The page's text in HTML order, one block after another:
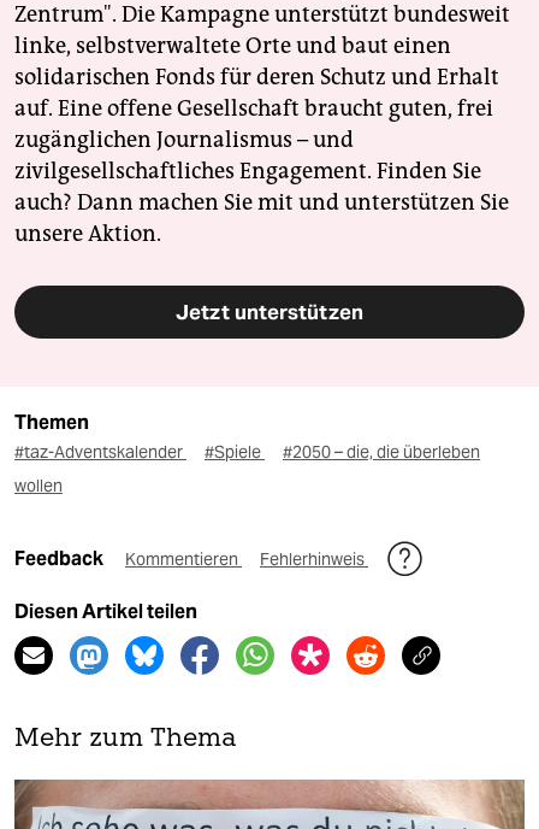
Zentrum". Die Kampagne unterstützt bundesweit
linke, selbstverwaltete Orte und baut einen
solidarischen Fonds für deren Schutz und Erhalt
auf. Eine offene Gesellschaft braucht guten, frei
zugänglichen Journalismus – und
zivilgesellschaftliches Engagement. Finden Sie
auch? Dann machen Sie mit und unterstützen Sie
unsere Aktion.
Jetzt unterstützen
Themen
#taz-Adventskalender #Spiele
#2050 – die, die überleben
wollen
Feedback Kommentieren Fehlerhinweis
Diesen Artikel teilen
Mehr zum Thema